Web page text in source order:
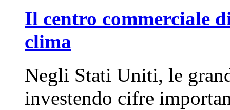
Il centro commerciale
clima
Negli Stati Uniti, le
investendo cifre